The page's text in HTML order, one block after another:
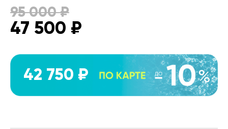
95 000₽
47 500 ₽
42 750 ₽